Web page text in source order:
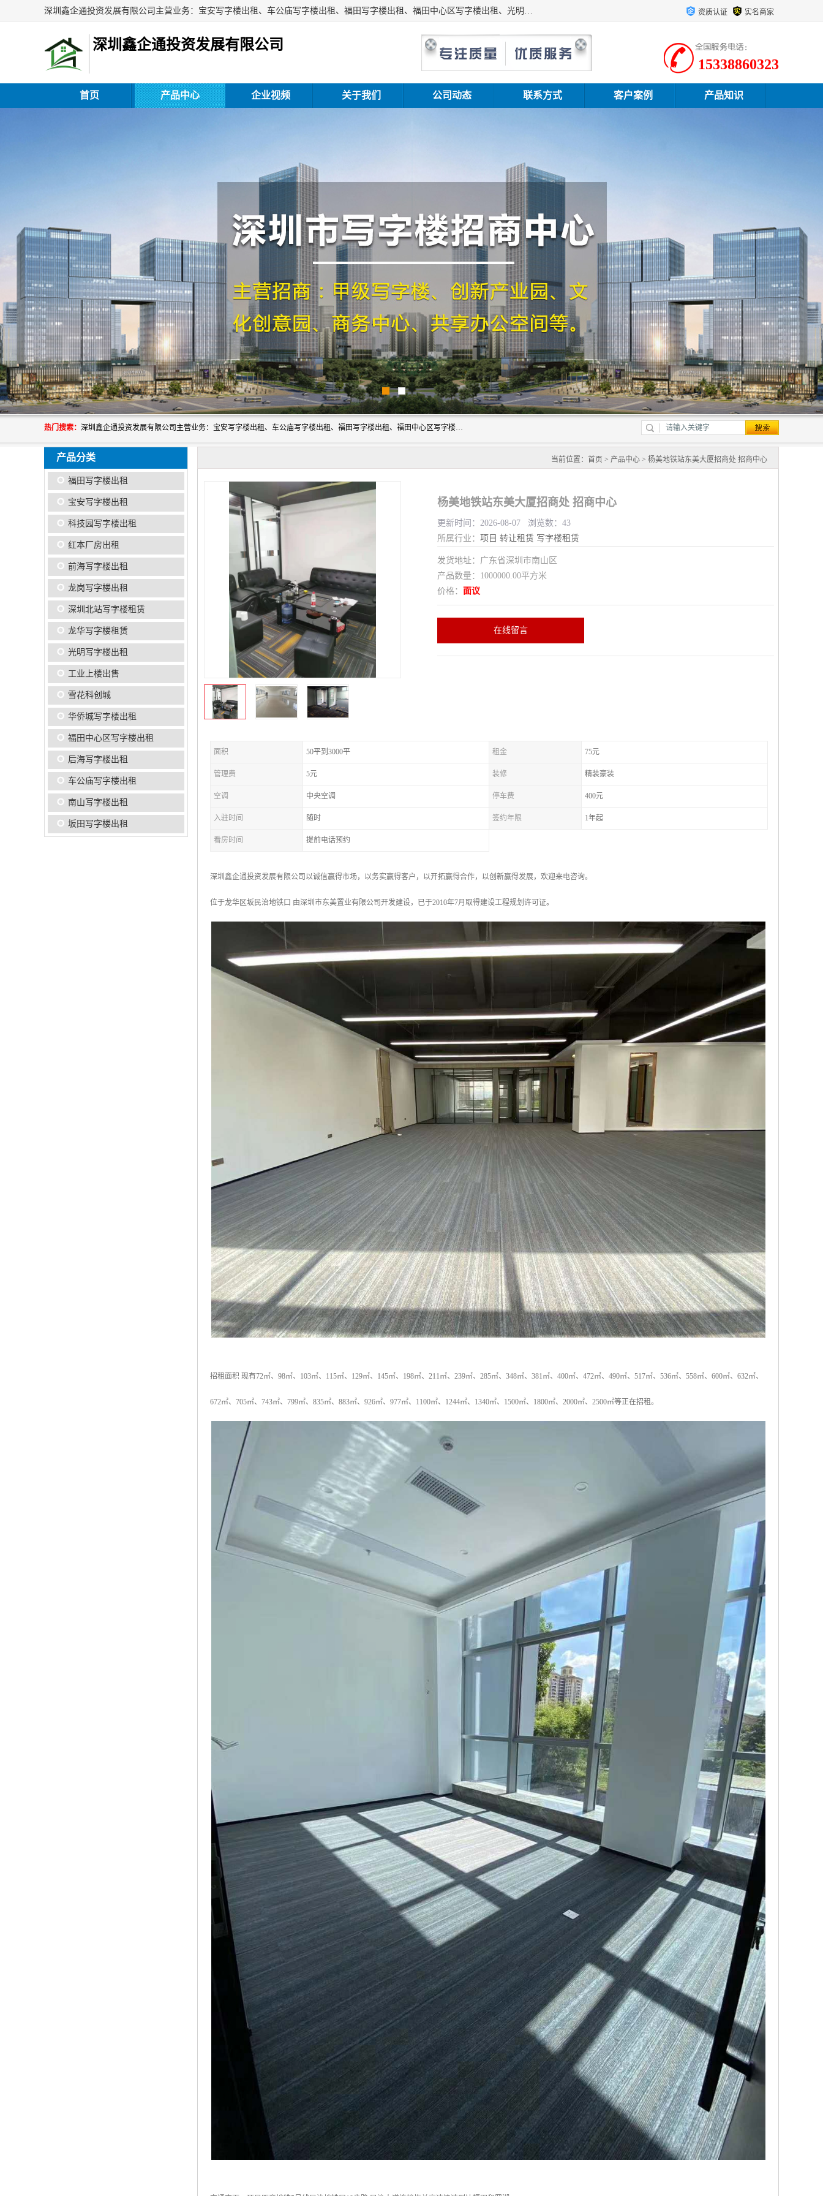
深圳鑫企通投资发展有限公司主营业务：宝安写字楼出租、车公庙写字楼出租、福田写字楼出租、福田中心区写字楼出租、光明写字楼出租、后海写字楼出租、科技园写字楼出租、南山写字楼出租等。公司专注为写字楼提供整体解决方案的化服务，依托于长期的写字楼线下运营经验和积累，以及丰富的互联网从业经验，拥有完善的服务架构体系、丰富的行业经验、与充分的销售资源。 资质认证 实名商家
深圳鑫企通投资发展有限公司
15338860323
首页 产品中心 企业视频 关于我们 公司动态 联系方式 客户案例 产品知识
热门搜索： 深圳鑫企通投资发展有限公司主营业务：宝安写字楼出租、车公庙写字楼出租、福田写字楼出租、福田中心区写字楼出租、光明写字楼出租、后海写字楼出租、科技园写字楼出租、南山写字楼出租等。公司专注为写字楼提供整体解决方案的化服务，依托于长期的写字楼线下运营经验和积累，以及丰富的互联网从业经验，拥有完善的服务架构体系、丰富的行业经验、与充分的销售资源。
产品分类
福田写字楼出租
宝安写字楼出租
科技园写字楼出租
红本厂房出租
前海写字楼出租
龙岗写字楼出租
深圳北站写字楼租赁
龙华写字楼租赁
光明写字楼出租
工业上楼出售
雪花科创城
华侨城写字楼出租
福田中心区写字楼出租
后海写字楼出租
车公庙写字楼出租
南山写字楼出租
坂田写字楼出租
当前位置： 首页 > 产品中心 > 杨美地铁站东美大厦招商处 招商中心
杨美地铁站东美大厦招商处 招商中心
更新时间：2026-08-07 浏览数：43
所属行业： 项目 转让租赁 写字楼租赁
发货地址：广东省深圳市南山区
产品数量：1000000.00平方米
价格： 面议
在线留言
面积 50平到3000平 租金 75元
管理费 5元 装修 精装豪装
空调 中央空调 停车费 400元
入驻时间 随时 签约年限 1年起
看房时间 提前电话预约
深圳鑫企通投资发展有限公司以诚信赢得市场，以务实赢得客户，以开拓赢得合作，以创新赢得发展，欢迎来电咨询。
位于龙华区坂民治地铁口 由深圳市东美置业有限公司开发建设，已于2010年7月取得建设工程规划许可证。
招租面积 现有72㎡、98㎡、103㎡、115㎡、129㎡、145㎡、198㎡、211㎡、239㎡、285㎡、348㎡、381㎡、400㎡、472㎡、490㎡、517㎡、536㎡、558㎡、600㎡、632㎡、
672㎡、705㎡、743㎡、799㎡、835㎡、883㎡、926㎡、977㎡、1100㎡、1244㎡、1340㎡、1500㎡、1800㎡、2000㎡、2500㎡等正在招租。